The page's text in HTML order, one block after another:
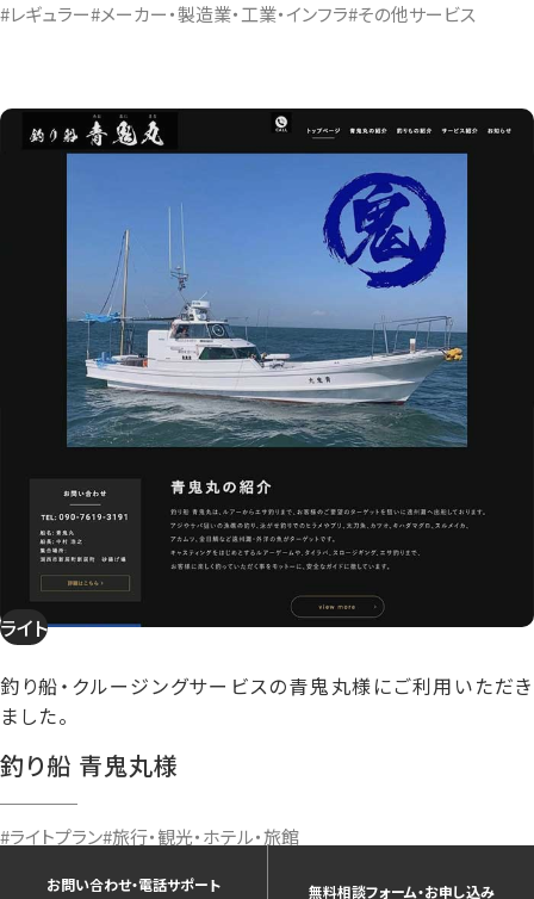
#レギュラー#メーカー・製造業・工業・インフラ#その他サービス
ライト
釣り船・クルージングサービスの青鬼丸様にご利用いただき
ました。
釣り船 青鬼丸様
#ライトプラン#旅行・観光・ホテル・旅館
お問い合わせ・電話サポート 無料相談フォーム・お申し込み